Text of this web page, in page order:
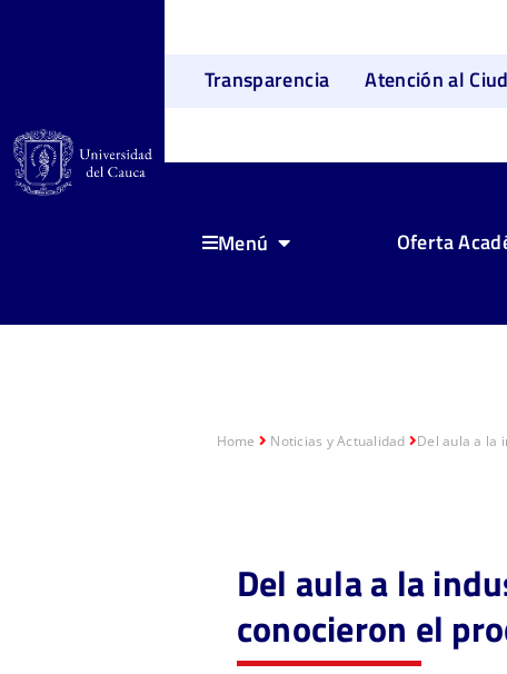
Transparencia Atención al
Menú Oferta
Home Noticias y Actualidad Del aula a la
Del aula a la
conocieron el